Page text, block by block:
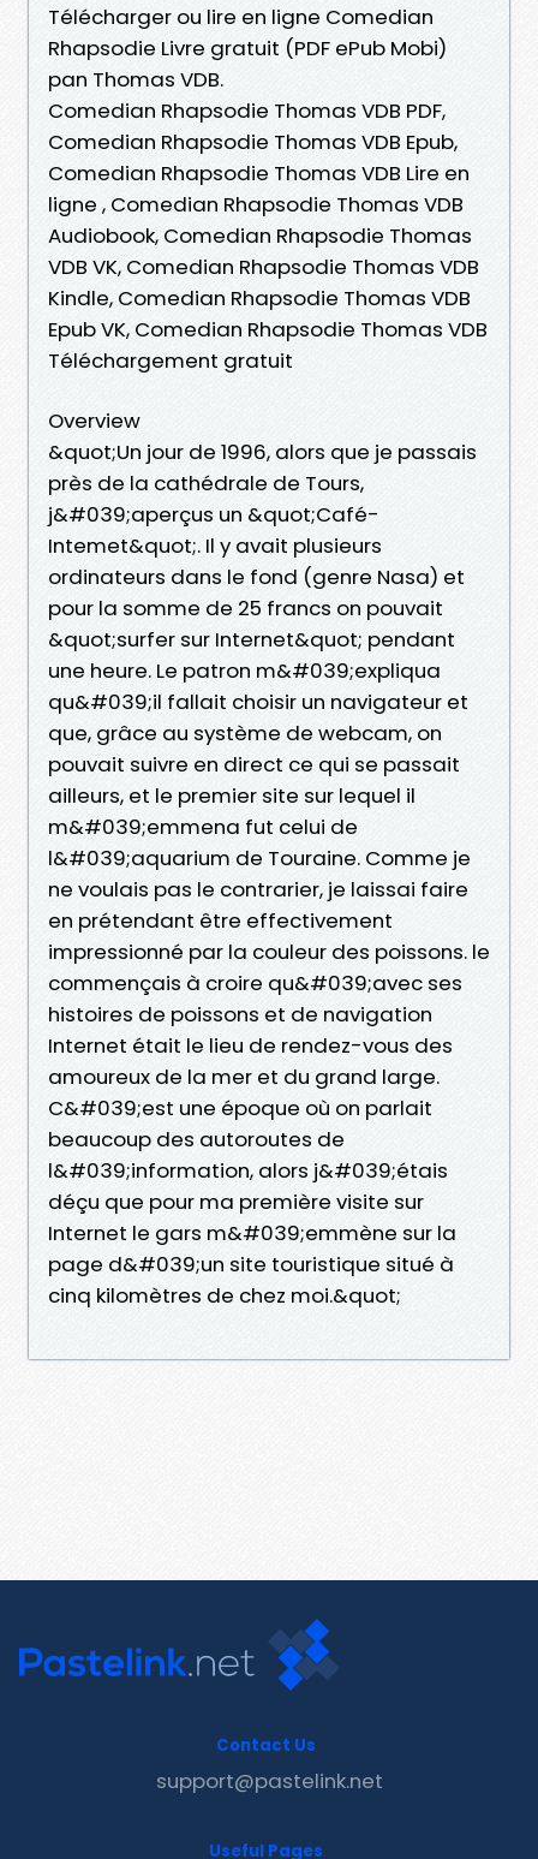
Télécharger ou lire en ligne Comedian
Rhapsodie Livre gratuit (PDF ePub Mobi)
pan Thomas VDB.
Comedian Rhapsodie Thomas VDB PDF,
Comedian Rhapsodie Thomas VDB Epub,
Comedian Rhapsodie Thomas VDB Lire en
ligne , Comedian Rhapsodie Thomas VDB
Audiobook, Comedian Rhapsodie Thomas
VDB VK, Comedian Rhapsodie Thomas VDB
Kindle, Comedian Rhapsodie Thomas VDB
Epub VK, Comedian Rhapsodie Thomas VDB
Téléchargement gratuit
Overview
&quot;Un jour de 1996, alors que je passais
près de la cathédrale de Tours,
j&#039;aperçus un &quot;Café-
Intemet&quot;. Il y avait plusieurs
ordinateurs dans le fond (genre Nasa) et
pour la somme de 25 francs on pouvait
&quot;surfer sur Internet&quot; pendant
une heure. Le patron m&#039;expliqua
qu&#039;il fallait choisir un navigateur et
que, grâce au système de webcam, on
pouvait suivre en direct ce qui se passait
ailleurs, et le premier site sur lequel il
m&#039;emmena fut celui de
l&#039;aquarium de Touraine. Comme je
ne voulais pas le contrarier, je laissai faire
en prétendant être effectivement
impressionné par la couleur des poissons. le
commençais à croire qu&#039;avec ses
histoires de poissons et de navigation
Internet était le lieu de rendez-vous des
amoureux de la mer et du grand large.
C&#039;est une époque où on parlait
beaucoup des autoroutes de
l&#039;information, alors j&#039;étais
déçu que pour ma première visite sur
Internet le gars m&#039;emmène sur la
page d&#039;un site touristique situé à
cinq kilomètres de chez moi.&quot;
Contact Us
support@pastelink.net
Useful Pages